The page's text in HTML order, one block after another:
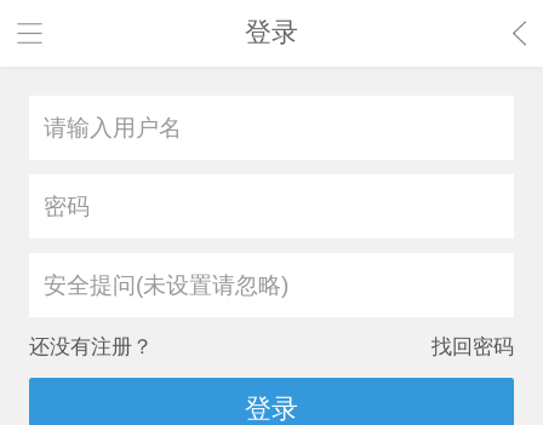
登录
安全提问(未设置请忽略)
还没有注册？ 找回密码
登录